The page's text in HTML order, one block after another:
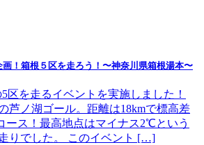
！箱根５区を走ろう！〜神奈川県箱根湯本〜
区を走るイベントを実施しました！
芦ノ湖ゴール。距離は18kmで標高差
ース！最高地点はマイナス2℃という
りでした。 このイベント […]